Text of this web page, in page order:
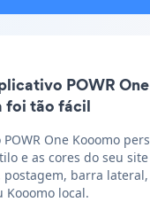
POWR
foi tão fácil
One Kooomo
e as cores do seu
postagem, barra
Kooomo local.